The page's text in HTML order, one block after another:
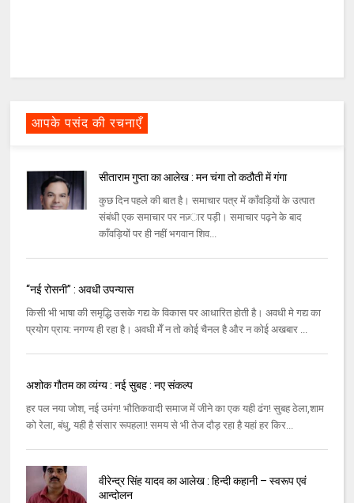
आपके पसंद की रचनाएँ
सीताराम गुप्ता का आलेख : मन चंगा तो कठौती में गंगा
कुछ दिन पहले की बात है। समाचार पत्र में काँवड़ियों के उत्‍पात
संबंधी एक समाचार पर नज़्‍ार पड़ी। समाचार पढ़ने के बाद
काँवड़ियों पर ही नहीं भगवान शिव...
“नई रोसनी” : अवधी उपन्यास
किसी भी भाषा की समृद्धि उसके गद्य के विकास पर आधारित होती है। अवधी मे गद्य का
प्रयोग प्राय: नगण्य ही रहा है। अवधी मेँ न तो कोई चैनल है और न कोई अखबार ...
अशोक गौतम का व्यंग्य : नई सुबह : नए संकल्प
हर पल नया जोश, नई उमंग! भौतिकवादी समाज में जीने का एक यही ढंग! सुबह ठेला,शाम
को रेला, बंधु, यही है संसार रूपहला! समय से भी तेज दौड़ रहा है यहां हर किर...
वीरेन्‍द्र सिंह यादव का आलेख : हिन्दी कहानी – स्वरूप एवं
आन्दोलन